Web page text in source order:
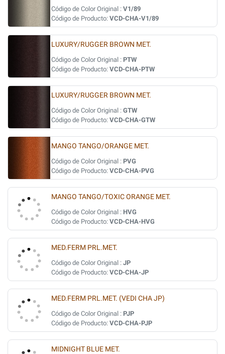
Código de Color Original : V1/89
Código de Producto: VCD-CHA-V1/89
LUXURY/RUGGER BROWN MET.
Código de Color Original : PTW
Código de Producto: VCD-CHA-PTW
LUXURY/RUGGER BROWN MET.
Código de Color Original : GTW
Código de Producto: VCD-CHA-GTW
MANGO TANGO/ORANGE MET.
Código de Color Original : PVG
Código de Producto: VCD-CHA-PVG
MANGO TANGO/TOXIC ORANGE MET.
Código de Color Original : HVG
Código de Producto: VCD-CHA-HVG
MED.FERM PRL.MET.
Código de Color Original : JP
Código de Producto: VCD-CHA-JP
MED.FERM PRL.MET. (VEDI CHA JP)
Código de Color Original : PJP
Código de Producto: VCD-CHA-PJP
MIDNIGHT BLUE MET.